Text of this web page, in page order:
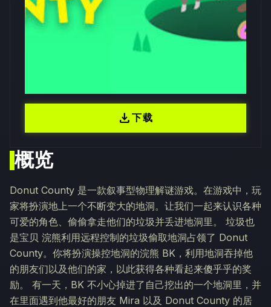
概览
Donut County 是一款叙事型物理解谜游戏。在游戏中，玩
家将扮演地上一个不断变大的地洞。让我们一起来认识各种
可爱的角色、偷偷拿走他们的垃圾并丢进地洞里。 垃圾也
是宝贝 浣熊利用远程控制的垃圾偷取地洞占领了 Donut
County。你将扮演操控地洞的浣熊 BK，利用地洞吞掉他
的朋友们以及他们的家，以此获得各种看起来傻乎乎的奖
励。 有一天，BK 不小心掉进了自己挖出的一个地洞里，并
在里面遇到他最好的朋友 Mira 以及 Donut County 的居
download下载